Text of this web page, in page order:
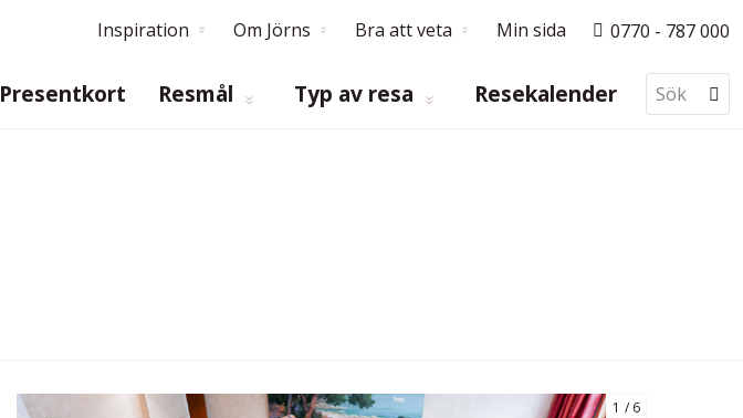
Inspiration Om Jörns Bra att veta Min sida 0770 - 787 000
Presentkort Resmål Typ av resa Resekalender
1 6